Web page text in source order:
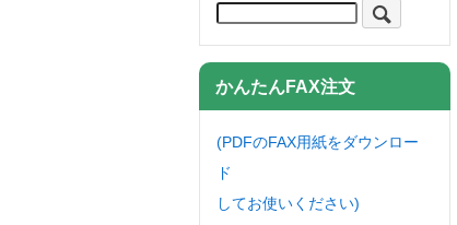
かんたんFAX注文
(PDFのFAX用紙をダウンロー
ド
してお使いください)